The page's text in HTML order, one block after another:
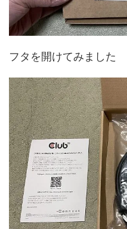
フタを開けてみました